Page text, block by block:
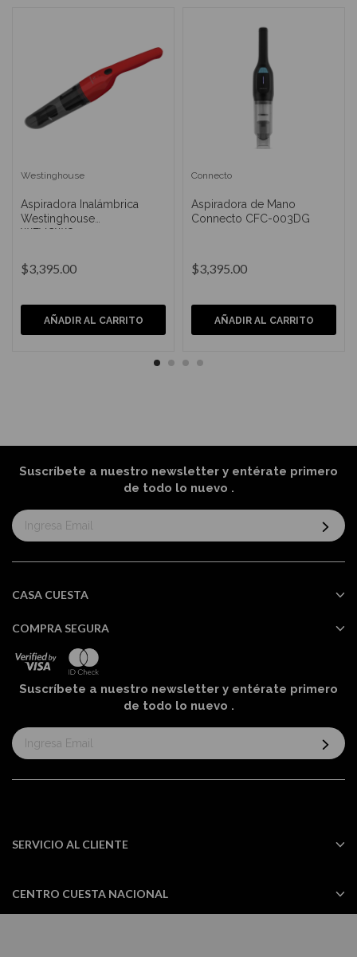
Westinghouse
Aspiradora Inalámbrica
Westinghouse
WFVCW8325
$3,395.00
AÑADIR AL CARRITO
Connecto
Aspiradora de Mano
Connecto CFC-003DG
$3,395.00
AÑADIR AL CARRITO
Suscríbete a nuestro newsletter y entérate primero
de todo lo nuevo .
Suscríbase
al
informativo:
CASA CUESTA
COMPRA SEGURA
Suscríbete a nuestro newsletter y entérate primero
de todo lo nuevo .
Suscríbase
al
informativo:
SERVICIO AL CLIENTE
CENTRO CUESTA NACIONAL